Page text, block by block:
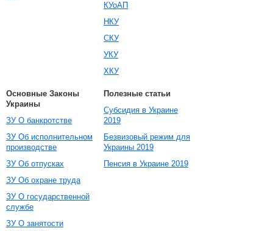
КУоАП
НКУ
СКУ
УКУ
ХКУ
Основные Законы
Украины
ЗУ О банкротстве
ЗУ Об исполнительном
производстве
ЗУ Об отпусках
ЗУ Об охране труда
ЗУ О государственной
службе
ЗУ О занятости
Полезные статьи
Субсидия в Украине
2019
Безвизовый режим для
Украины 2019
Пенсия в Украине 2019